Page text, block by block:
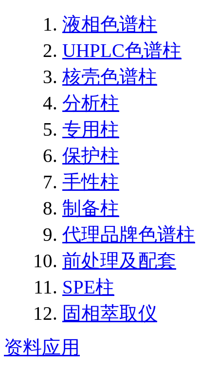
液相色谱柱
UHPLC色谱柱
核壳色谱柱
分析柱
专用柱
保护柱
手性柱
制备柱
代理品牌色谱柱
前处理及配套
SPE柱
固相萃取仪
资料应用